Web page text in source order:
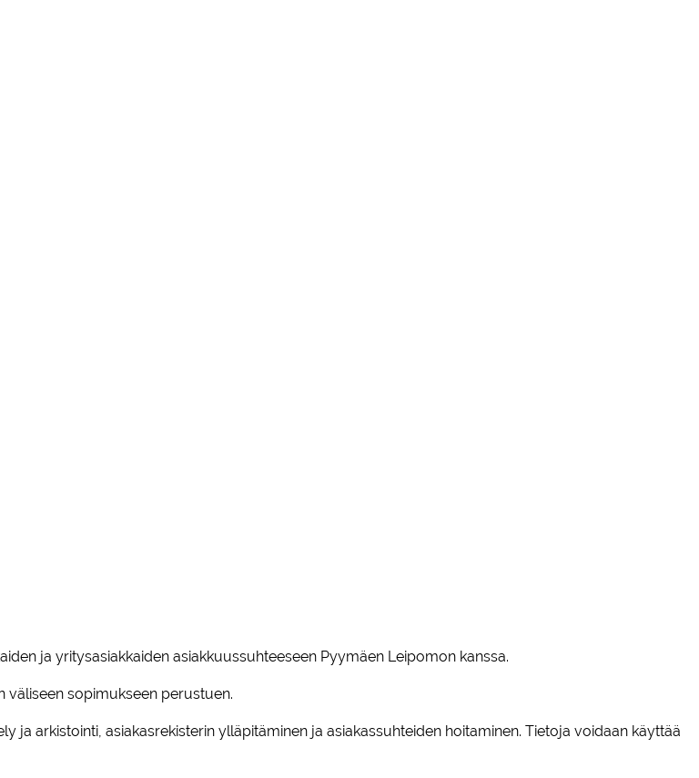
ja yritysasiakkaiden asiakkuussuhteeseen Pyymäen Leipomon kanssa.
väliseen sopimukseen perustuen.
ja arkistointi, asiakasrekisterin ylläpitäminen ja asiakassuhteiden hoitaminen. Tietoja voidaan käyttää